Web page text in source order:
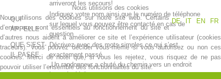
arriveront les secours!
QUI
APPELLE
Indiquez votre nom ainsi que le numéro de téléphone
sur lequel vous pouvez être contacté en cas de
question
QUE S’EST-
IL PASSE
Décrivez avec des mots simples ce qui s’est
exactement passé.
„Un randonneur a chuté du chemin vers un endroit
impraticable“...
Nous utilisons des cookies
DE
IT EN FR
Nous utilisons des cookies sur notre site web. Certains
d’entre eux sont essentiels au fonctionnement du site et
d’autres nous aident à améliorer ce site et l’expérience utilisateur (cookies
traceurs). Vous pouvez décider vous-même si vous autorisez ou non ces
cookies. Merci de noter que, si vous les rejetez, vous risquez de ne pas
pouvoir utiliser l’ensemble des fonctionnalités du site.